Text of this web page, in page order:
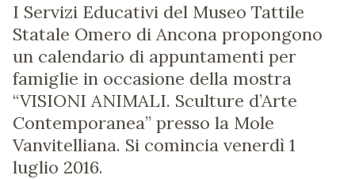
I Servizi Educativi del Museo Tattile
Statale Omero di Ancona propongono
un calendario di appuntamenti per
famiglie in occasione della mostra
“VISIONI ANIMALI. Sculture d’Arte
Contemporanea” presso la Mole
Vanvitelliana. Si comincia venerdì 1
luglio 2016.